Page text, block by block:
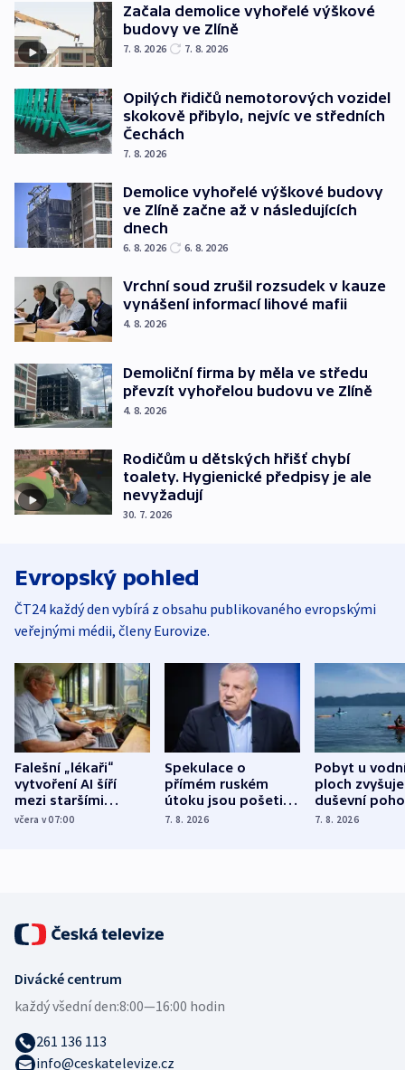
Začala demolice vyhořelé výškové
budovy ve Zlíně
7. 8. 2026 7. 8. 2026
Opilých řidičů nemotorových vozidel
skokově přibylo, nejvíc ve středních
Čechách
7. 8. 2026
Demolice vyhořelé výškové budovy
ve Zlíně začne až v následujících
dnech
6. 8. 2026 6. 8. 2026
Vrchní soud zrušil rozsudek v kauze
vynášení informací lihové mafii
4. 8. 2026
Demoliční firma by měla ve středu
převzít vyhořelou budovu ve Zlíně
4. 8. 2026
Rodičům u dětských hřišť chybí
toalety. Hygienické předpisy je ale
nevyžadují
30. 7. 2026
Evropský pohled
ČT24 každý den vybírá z obsahu publikovaného evropskými
veřejnými médii, členy Eurovize.
Falešní „lékaři“
vytvoření AI šíří
mezi staršími
Poláky nebezpečné
včera v 07:00
Spekulace o
přímém ruském
útoku jsou pošetilé,
míní estonský
7. 8. 2026
Pobyt u
ploch zvyšuje
duševní
ukázala
7. 8. 2026
Divácké centrum
každý všední den:8:00—16:00 hodin
261 136 113
info@ceskatelevize.cz